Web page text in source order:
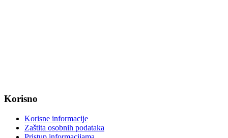
Korisno
Korisne informacije
Zaštita osobnih podataka